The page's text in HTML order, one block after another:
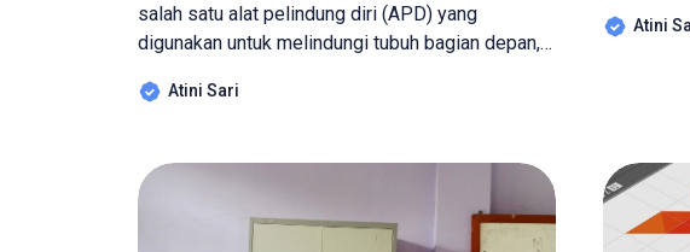
salah satu alat pelindung diri (APD) yang
digunakan untuk melindungi tubuh bagian depan,
hingga pertengahan paha ataubisa juga di atas
macam bahan yang berbeda, katun, kulit, drill,
rayon dan lain sebagainya. Apron […]
Atini Sari
namun
Atini